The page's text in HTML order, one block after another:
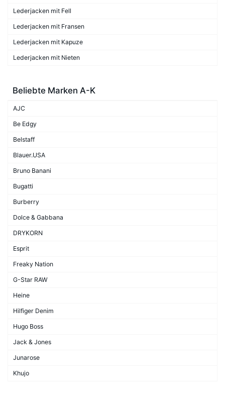
Lederjacken mit Fell
Lederjacken mit Fransen
Lederjacken mit Kapuze
Lederjacken mit Nieten
Beliebte Marken A-K
AJC
Be Edgy
Belstaff
Blauer.USA
Bruno Banani
Bugatti
Burberry
Dolce & Gabbana
DRYKORN
Esprit
Freaky Nation
G-Star RAW
Heine
Hilfiger Denim
Hugo Boss
Jack & Jones
Junarose
Khujo